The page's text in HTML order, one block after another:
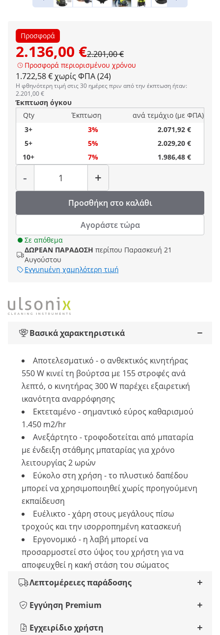
Προσφορά
2.136,00 €2.201,00 €
Προσφορά περιορισμένου χρόνου
1.722,58 € χωρίς ΦΠΑ (24)
Η φθηνότερη τιμή στις 30 ημέρες πριν από την έκπτωση ήταν:
2.201,00 €
Έκπτωση όγκου
Qty
Έκπτωση
ανά τεμάχιο (με ΦΠΑ)
3+
3%
2.071,92 €
5+
5%
2.029,20 €
10+
7% 1.986,48 €
-
Ποσότητα
+
Προσθήκη στο καλάθι
Αγοράστε τώρα
Σε απόθεμα
ΔΩΡΕΑΝ ΠΑΡΑΔΟΣΗ περίπου Παρασκευή 21
Αυγούστου
Εγγυημένη χαμηλότερη τιμή
Βασικά χαρακτηριστικά
Αποτελεσματικό - ο ανθεκτικός κινητήρας
550 W κινεί τη βούρτσα με 155 στροφές ανά
λεπτό, ο κινητήρας 300 W παρέχει εξαιρετική
ικανότητα αναρρόφησης
Εκτεταμένο - σημαντικό εύρος καθαρισμού
1.450 m2/hr
Ανεξάρτητο - τροφοδοτείται από μπαταρία
με ένδειξη στάθμης μπαταρίας για χρόνο
λειτουργίας 2 ωρών
Εύκολο στη χρήση - το πλυστικό δαπέδου
μπορεί να χρησιμοποιηθεί χωρίς προηγούμενη
εκπαίδευση
Ευέλικτο - χάρη στους μεγάλους πίσω
τροχούς και την ισορροπημένη κατασκευή
Εργονομικό - η λαβή μπορεί να
προσαρμοστεί στο ύψος του χρήστη για να
αποφευχθεί η κακή στάση του σώματος
Λεπτομέρειες παράδοσης
Εγγύηση Premium
Εγχειρίδιο χρήστη